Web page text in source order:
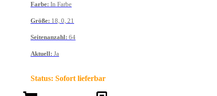
Farbe: In Farbe
Größe: 18, 0, 21
Seitenanzahl: 64
Aktuell: Ja
Status: Sofort lieferbar